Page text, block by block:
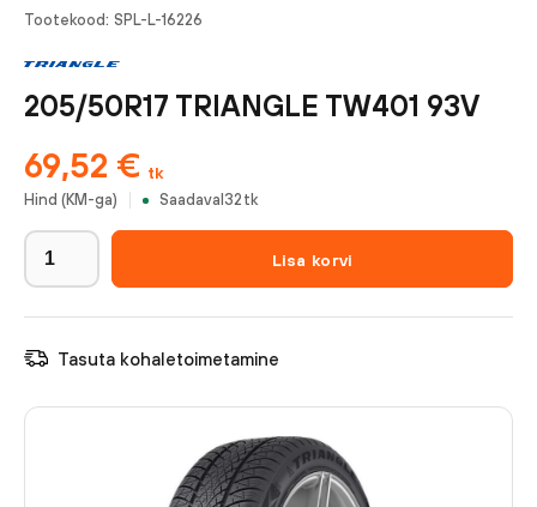
Tootekood: SPL-L-16226
205/50R17 TRIANGLE TW401 93V
69,52 € tk
Hind (KM-ga) Saadaval 32 tk
Lisa korvi
Tasuta kohaletoimetamine